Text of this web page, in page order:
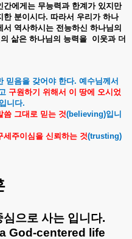
간에게는 무능력과 한계가 있지만
한 분이시다. 따라서 우리가 하나
서 역사하시는 전능하신 하나님의
삶은 하나님의 능력을 이웃과 더
믿음을 갖어야 한다. 예수님께서
구원하기 위해서 이 땅에 오시었
입니다.
씀 그대로 믿는 것(believing)입니
세주이심을 신뢰하는 것(trusting)
심으로 사는 입니다.
God-centered life